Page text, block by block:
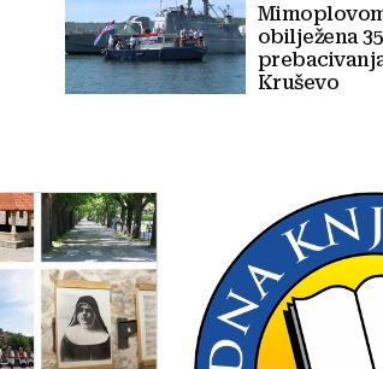
obilježena
Kruševo